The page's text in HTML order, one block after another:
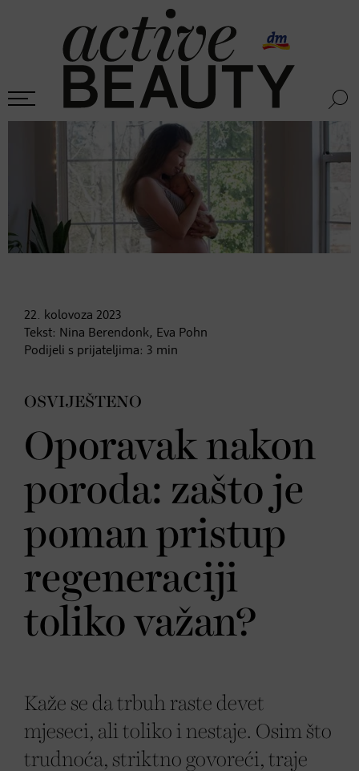
22. kolovoza 2023
Tekst: Nina Berendonk, Eva Pohn
Podijeli s prijateljima: 3 min
OSVIJEŠTENO
Oporavak nakon
poroda: zašto je
poman pristup
regeneraciji
toliko važan?
Kaže se da trbuh raste devet
mjeseci, ali toliko i nestaje. Osim što
trudnoća, striktno govoreći, traje